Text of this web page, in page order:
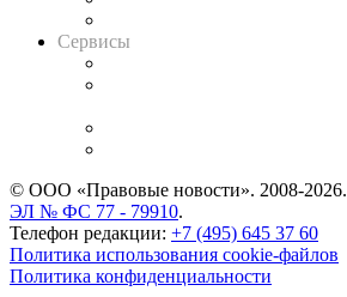
Сервисы
© ООО «Правовые новости». 2008-2026.
ЭЛ № ФС 77 - 79910.
Телефон редакции: +7 (495) 645 37 60
Политика использования cookie-файлов
Политика конфиденциальности